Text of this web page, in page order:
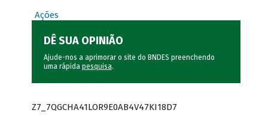
Ações
DÊ SUA OPINIÃO
Ajude-nos a aprimorar o site do BNDES preenchendo
uma rápida pesquisa.
Z7_7QGCHA41LOR9E0AB4V47KI18D7